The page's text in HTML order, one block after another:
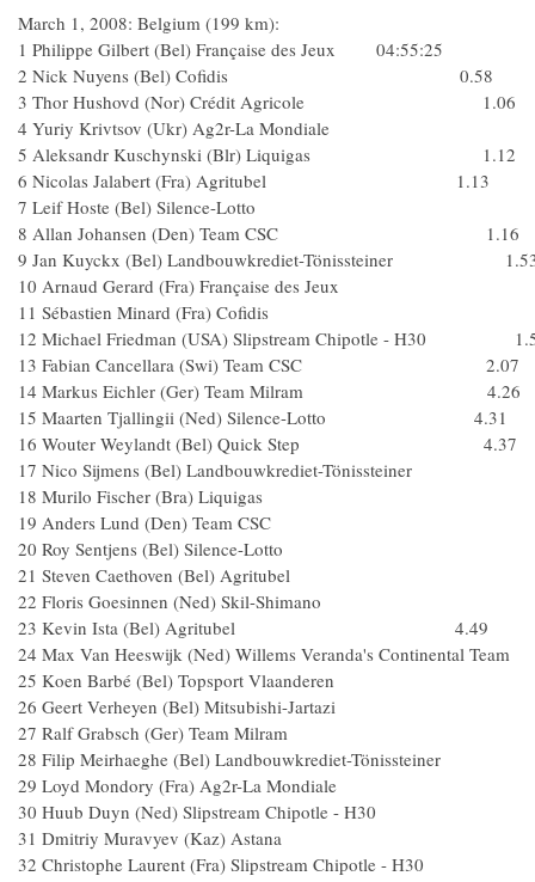
March 1, 2008: Belgium (199 km):
1 Philippe Gilbert (Bel) Française des Jeux 04:55:25
2 Nick Nuyens (Bel) Cofidis 0.58
3 Thor Hushovd (Nor) Crédit Agricole 1.06
4 Yuriy Krivtsov (Ukr) Ag2r-La Mondiale
5 Aleksandr Kuschynski (Blr) Liquigas 1.12
6 Nicolas Jalabert (Fra) Agritubel 1.13
7 Leif Hoste (Bel) Silence-Lotto
8 Allan Johansen (Den) Team CSC 1.16
9 Jan Kuyckx (Bel) Landbouwkrediet-Tönissteiner
10 Arnaud Gerard (Fra) Française des Jeux
11 Sébastien Minard (Fra) Cofidis
12 Michael Friedman (USA) Slipstream Chipotle - H30
13 Fabian Cancellara (Swi) Team CSC 2.07
14 Markus Eichler (Ger) Team Milram 4.26
15 Maarten Tjallingii (Ned) Silence-Lotto 4.31
16 Wouter Weylandt (Bel) Quick Step 4.37
17 Nico Sijmens (Bel) Landbouwkrediet-Tönissteiner
18 Murilo Fischer (Bra) Liquigas
19 Anders Lund (Den) Team CSC
20 Roy Sentjens (Bel) Silence-Lotto
21 Steven Caethoven (Bel) Agritubel
22 Floris Goesinnen (Ned) Skil-Shimano
23 Kevin Ista (Bel) Agritubel 4.49
24 Max Van Heeswijk (Ned) Willems Veranda's Continental
25 Koen Barbé (Bel) Topsport Vlaanderen
26 Geert Verheyen (Bel) Mitsubishi-Jartazi
27 Ralf Grabsch (Ger) Team Milram
28 Filip Meirhaeghe (Bel) Landbouwkrediet-Tönissteiner
29 Loyd Mondory (Fra) Ag2r-La Mondiale
30 Huub Duyn (Ned) Slipstream Chipotle - H30
31 Dmitriy Muravyev (Kaz) Astana
32 Christophe Laurent (Fra) Slipstream Chipotle - H30